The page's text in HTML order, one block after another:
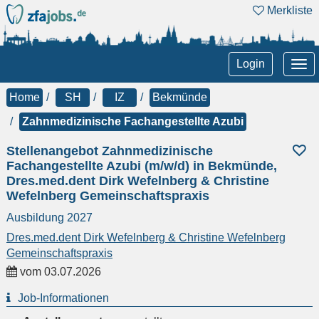
Merkliste
Login
Home SH IZ
Bekmünde
Zahnmedizinische Fachangestellte Azubi
Stellenangebot Zahnmedizinische
Fachangestellte Azubi (m/w/d) in Bekmünde,
Dres.med.dent Dirk Wefelnberg & Christine
Wefelnberg Gemeinschaftspraxis
Ausbildung 2027
Dres.med.dent Dirk Wefelnberg & Christine Wefelnberg
Gemeinschaftspraxis
vom 03.07.2026
Job-Informationen